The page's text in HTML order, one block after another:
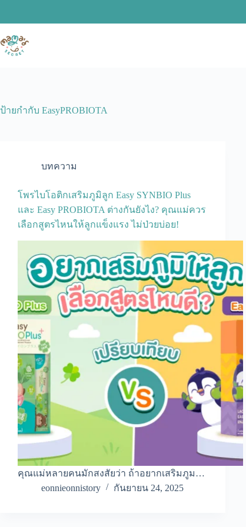
content
ป้ายกำกับ EasyPROBIOTA
บทความ
โพรไบโอติกเสริมภูมิลูก Easy SYNBIO Plus
และ Easy PROBIOTA ต่างกันยังไง? คุณแม่ควร
เลือกสูตรไหนให้ลูกแข็งแรง ไม่ป่วยบ่อย!
คุณแม่หลายคนมักสงสัยว่า ถ้าอยากเสริมภูม…
eonnieonnistory
กันยายน 24, 2025